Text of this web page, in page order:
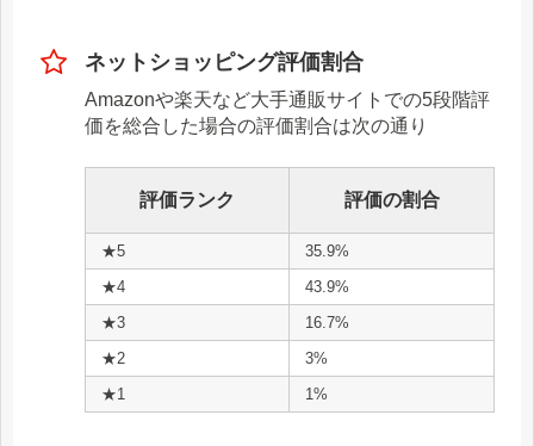
ネットショッピング評価割合
Amazonや楽天など大手通販サイトでの5段階評
価を総合した場合の評価割合は次の通り
評価ランク 評価の割合
★5
35.9%
★4
43.9%
★3
16.7%
★2
3%
★1
1%